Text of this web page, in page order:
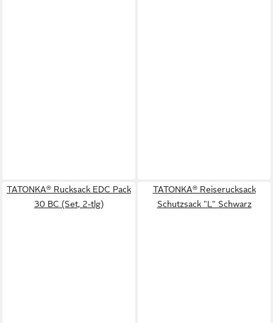
TATONKA® Rucksack EDC Pack
30 BC (Set, 2-tlg)
TATONKA® Reiserucksack
Schutzsack "L" Schwarz